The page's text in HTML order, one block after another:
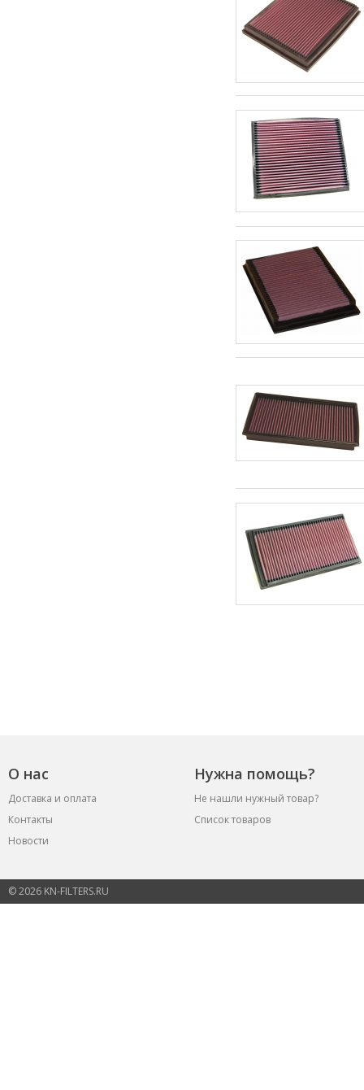
О нас Нужна помощь?
Доставка и оплата
Не нашли нужный товар?
Контакты
Список товаров
Новости
© 2026 KN-FILTERS.RU